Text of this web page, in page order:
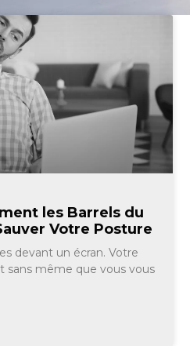
les Barrels du
Votre Posture
devant un écran. Votre
sans même que vous vous